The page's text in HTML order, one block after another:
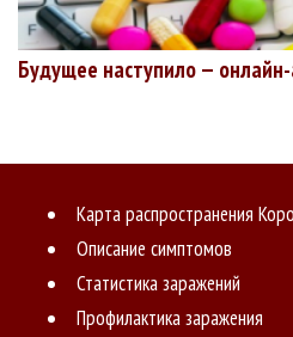
Будущее наступило —
Карта распространения
Описание симптомов
Статистика заражений
Профилактика заражения